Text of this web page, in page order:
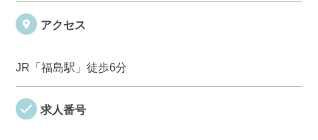
アクセス
JR「福島駅」徒歩6分
求人番号